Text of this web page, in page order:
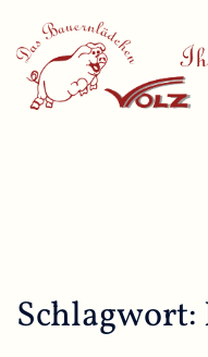
content
Schlagwort: